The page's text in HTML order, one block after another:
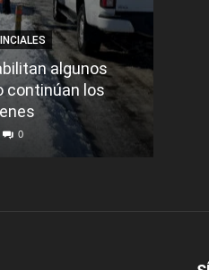
algunos
continúan los
0